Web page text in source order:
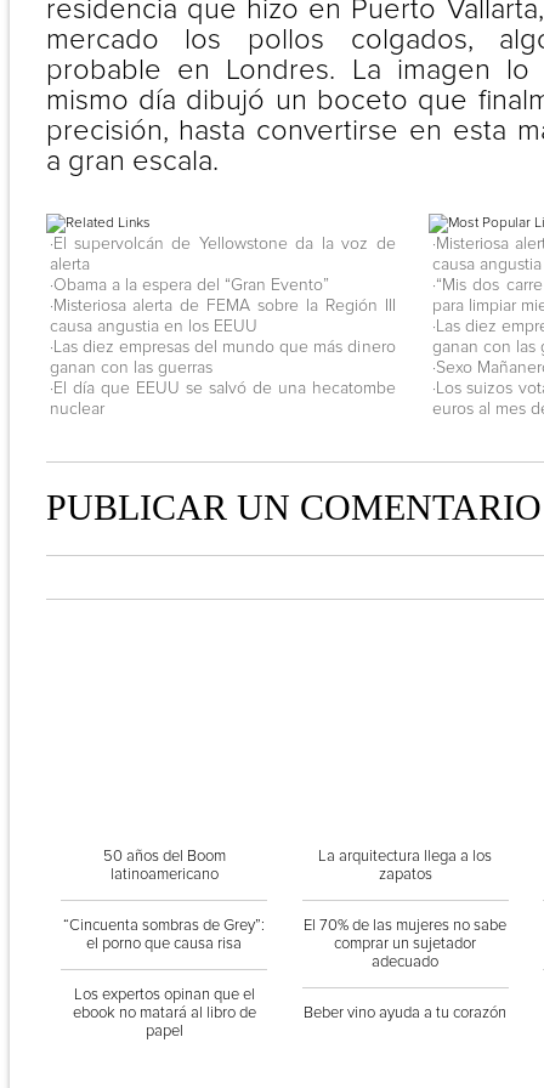
residencia que hizo en Puerto
mercado los pollos colgados,
probable en Londres. La imagen
mismo día dibujó un boceto que
precisión, hasta convertirse en esta
a gran escala.
·El supervolcán de Yellowstone da la voz de
alerta
·Obama a la espera del “Gran Evento”
·Misteriosa alerta de FEMA sobre la Región III
causa angustia en los EEUU
·Las diez empresas del mundo que más dinero
ganan con las guerras
·El día que EEUU se salvó de una hecatombe
nuclear
·Misteriosa
causa
·“Mis dos
para limpiar
·Las diez
ganan con las
·Sexo
·Los suizos
euros al mes
PUBLICAR UN COMENTARIO
50 años del Boom
latinoamericano
“Cincuenta sombras de Grey”:
el porno que causa risa
Los expertos opinan que el
ebook no matará al libro de
papel
La arquitectura llega a los
zapatos
El 70% de las mujeres no sabe
comprar un sujetador
adecuado
Beber vino ayuda a tu corazón